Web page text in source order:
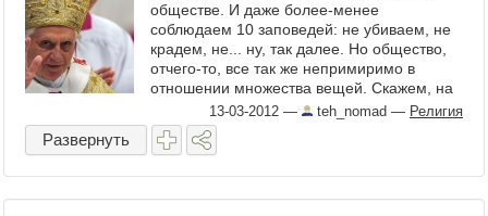
обществе. И даже более-менее
соблюдаем 10 заповедей: не убиваем, не
крадем, не... ну, так далее. Но общество,
отчего-то, все так же непримиримо в
отношении множества вещей. Скажем, на
днях в Санкт-Петербурге приняли ...
13-03-2012 — teh_nomad — Религия
Развернуть